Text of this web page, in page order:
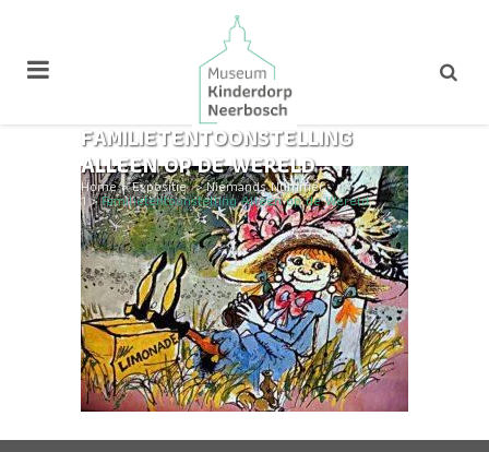
FAMILIETENTOONSTELLING
ALLEEN OP DE WERELD
Home>Expositie>Niemands Nummer
1>Familietentoonstelling Alleen op de Wereld